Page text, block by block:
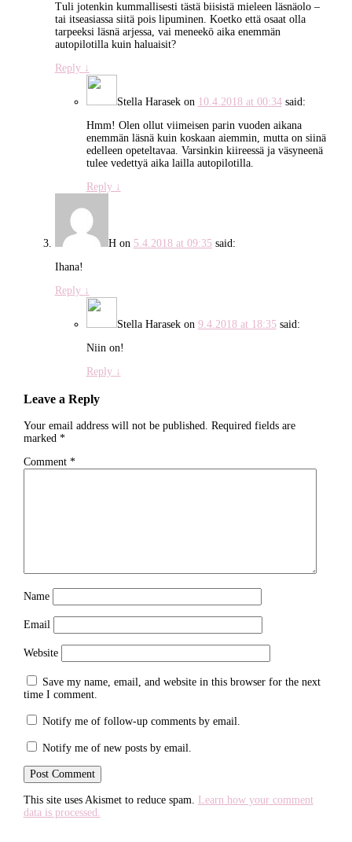
Tuli jotenkin kummallisesti tästä biisistä mieleen läsnäolo –
tai itseasiassa siitä pois lipuminen. Koetko että osaat olla
tarpeeksi läsnä arjessa, vai meneekö aika enemmän
autopilotilla kuin haluaisit?
Reply ↓
Stella Harasekon 10.4.2018 at 00:34 said:
Hmm! Olen ollut viimeisen parin vuoden aikana
enemmän läsnä kuin koskaan aiemmin, mutta on siinä
edelleen opeteltavaa. Varsinkin kiireessä ja väsyneenä
tulee vedettyä aika lailla autopilotilla.
Reply ↓
Hon 5.4.2018 at 09:35 said:
Ihana!
Reply ↓
Stella Harasekon 9.4.2018 at 18:35 said:
Niin on!
Reply ↓
Leave a Reply
Your email address will not be published. Required fields are
marked *
Comment *
Name
Email
Website
Save my name, email, and website in this browser for the next
time I comment.
Notify me of follow-up comments by email.
Notify me of new posts by email.
This site uses Akismet to reduce spam. Learn how your comment
data is processed.